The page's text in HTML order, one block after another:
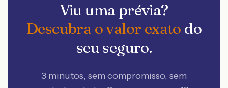
Viu uma prévia?
Descubra o valor exato do
seu seguro.
3 minutos, sem compromisso, sem